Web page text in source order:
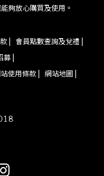
夠放心購買及使用。
| 會員點數查詢及兌禮 |
募 |
使用條款 | 網站地圖 |